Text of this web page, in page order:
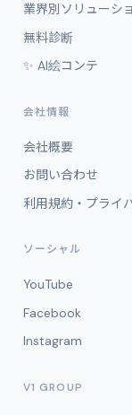
業界別ソリューシ
無料診断
✨ AI絵コンテ
会社情報
会社概要
お問い合わせ
利用規約・プライ
ソーシャル
YouTube
Facebook
Instagram
V1 GROUP